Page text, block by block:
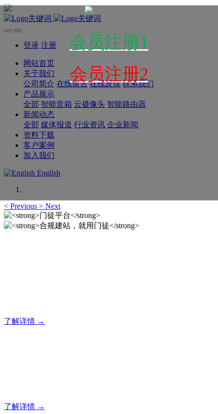
会员注册1
会员注册2
登录 注册
网站首页
关于我们
公司简介 在线留言 在线反馈 联系我们
产品展示
全部 智能音箱 云摄像头 智能路由器
新闻动态
全部 媒体报道 行业资讯 企业新闻
资料下载
客户案例
加入我们
English
< Previous > Next
了解详情 →
了解详情 →